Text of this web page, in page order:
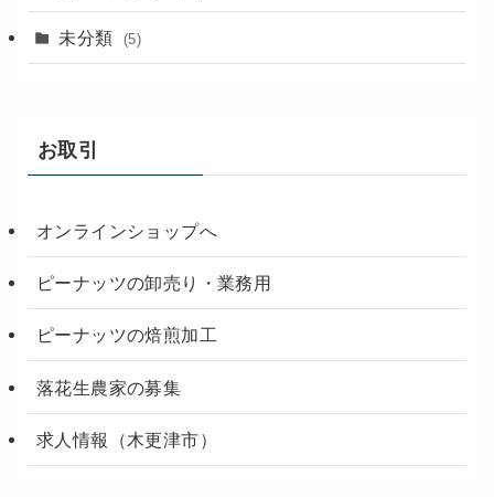
未分類 (5)
お取引
オンラインショップへ
ピーナッツの卸売り・業務用
ピーナッツの焙煎加工
落花生農家の募集
求人情報（木更津市）